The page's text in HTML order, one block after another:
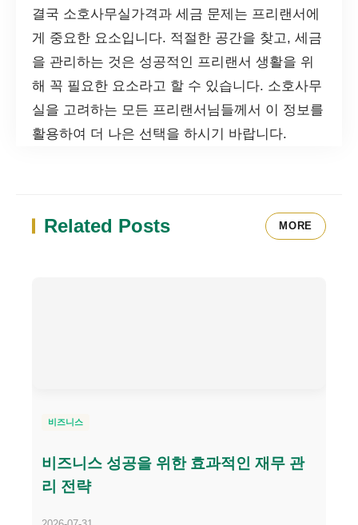
결국 소호사무실가격과 세금 문제는 프리랜서에
게 중요한 요소입니다. 적절한 공간을 찾고, 세금
을 관리하는 것은 성공적인 프리랜서 생활을 위
해 꼭 필요한 요소라고 할 수 있습니다. 소호사무
실을 고려하는 모든 프리랜서님들께서 이 정보를
활용하여 더 나은 선택을 하시기 바랍니다.
Related Posts MORE
비즈니스
비즈니스 성공을 위한 효과적인 재무 관
리 전략